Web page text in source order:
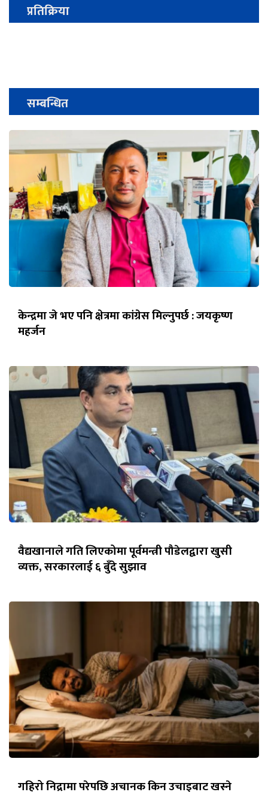
प्रतिक्रिया
सम्बन्धित
केन्द्रमा जे भए पनि क्षेत्रमा कांग्रेस मिल्नुपर्छ : जयकृष्ण
महर्जन
वैद्यखानाले गति लिएकोमा पूर्वमन्त्री पौडेलद्वारा खुसी
व्यक्त, सरकारलाई ६ बुँदे सुझाव
गहिरो निद्रामा परेपछि अचानक किन उचाइबाट खस्ने